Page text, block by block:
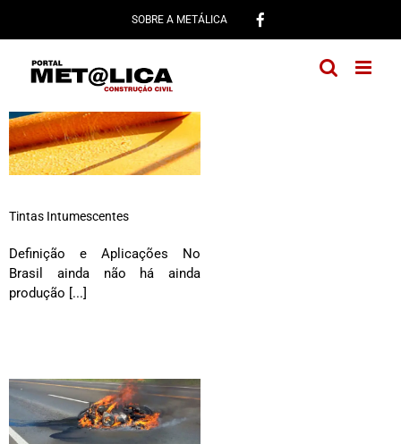
conteúdo
SOBRE A METÁLICA
Tintas Intumescentes
Definição e Aplicações No
Brasil ainda não há ainda
produção [...]